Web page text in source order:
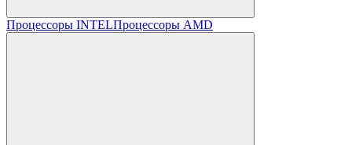
Процессоры INTELПроцессоры AMD